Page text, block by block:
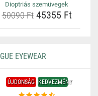
Dioptriás szemüvegek
50090 Ft45355 Ft
EYEWEAR
ÚJDONSÁG KEDVEZMÉNY